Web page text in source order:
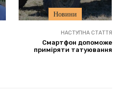
Новини
НАСТУПНА СТАТТЯ
Смартфон допоможе
приміряти татуювання